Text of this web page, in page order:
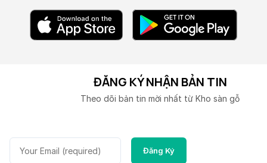
ĐĂNG KÝ NHẬN BẢN TIN
Theo dõi bản tin mời nhất từ Kho sàn gỗ